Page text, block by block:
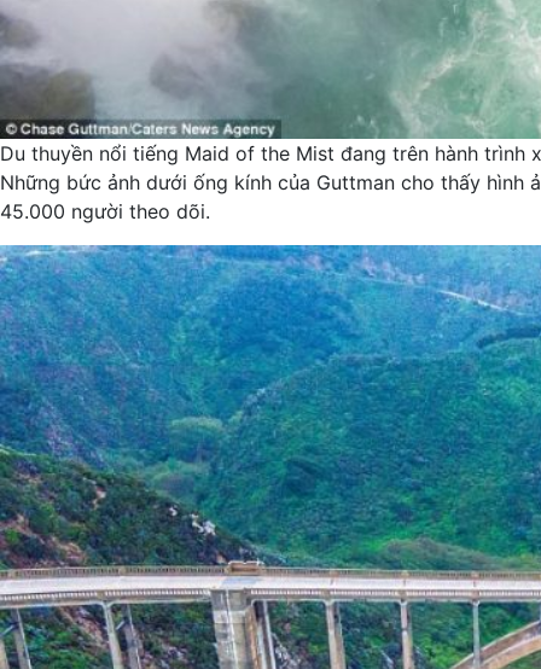
Du thuyền nổi tiếng Maid of the Mist đang trên hành trình
Những bức ảnh dưới ống kính của Guttman cho thấy
45.000 người theo dõi.